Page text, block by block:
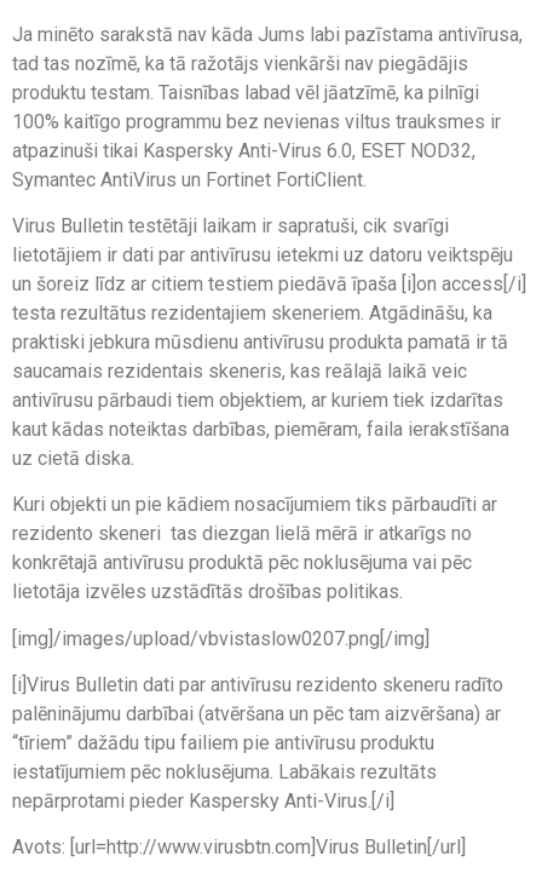
Ja minēto sarakstā nav kāda Jums labi pazīstama antivīrusa,
tad tas nozīmē, ka tā ražotājs vienkārši nav piegādājis
produktu testam. Taisnības labad vēl jāatzīmē, ka pilnīgi
100% kaitīgo programmu bez nevienas viltus trauksmes ir
atpazinuši tikai Kaspersky Anti-Virus 6.0, ESET NOD32,
Symantec AntiVirus un Fortinet FortiClient.
Virus Bulletin testētāji laikam ir sapratuši, cik svarīgi
lietotājiem ir dati par antivīrusu ietekmi uz datoru veiktspēju
un šoreiz līdz ar citiem testiem piedāvā īpaša [i]on access[/i]
testa rezultātus rezidentajiem skeneriem. Atgādināšu, ka
praktiski jebkura mūsdienu antivīrusu produkta pamatā ir tā
saucamais rezidentais skeneris, kas reālajā laikā veic
antivīrusu pārbaudi tiem objektiem, ar kuriem tiek izdarītas
kaut kādas noteiktas darbības, piemēram, faila ierakstīšana
uz cietā diska.
Kuri objekti un pie kādiem nosacījumiem tiks pārbaudīti ar
rezidento skeneri  tas diezgan lielā mērā ir atkarīgs no
konkrētajā antivīrusu produktā pēc noklusējuma vai pēc
lietotāja izvēles uzstādītās drošības politikas.
[img]/images/upload/vbvistaslow0207.png[/img]
[i]Virus Bulletin dati par antivīrusu rezidento skeneru radīto
palēninājumu darbībai (atvēršana un pēc tam aizvēršana) ar
“tīriem” dažādu tipu failiem pie antivīrusu produktu
iestatījumiem pēc noklusējuma. Labākais rezultāts
nepārprotami pieder Kaspersky Anti-Virus.[/i]
Avots: [url=http://www.virusbtn.com]Virus Bulletin[/url]